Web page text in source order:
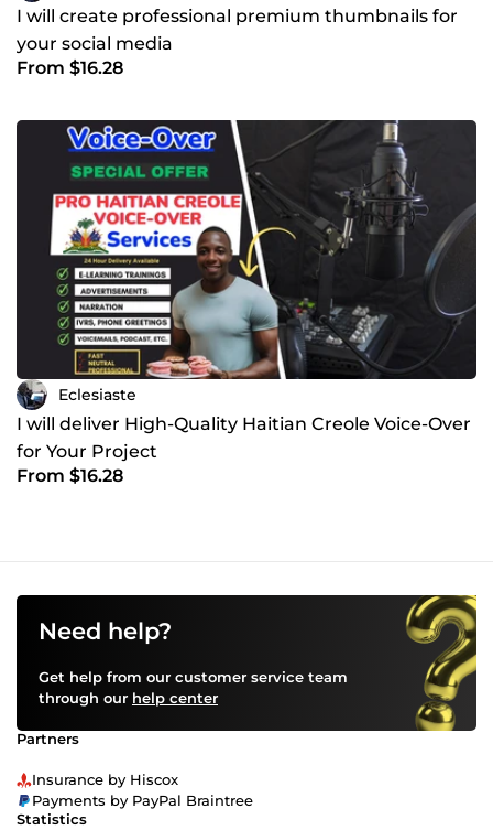
I will create professional premium thumbnails for
your social media
From $16.28
Eclesiaste
I will deliver High-Quality Haitian Creole Voice-Over
for Your Project
From $16.28
Need help?
Get help from our customer service team
through our help center
Partners
Insurance by Hiscox
Payments by PayPal Braintree
Statistics